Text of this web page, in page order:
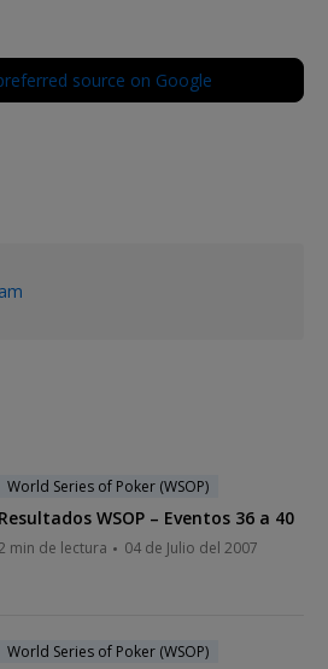
World Series of Poker (WSOP)
Resultados WSOP – Eventos 36 a 40
min de lectura 04 de Julio del 2007
World Series of Poker (WSOP)